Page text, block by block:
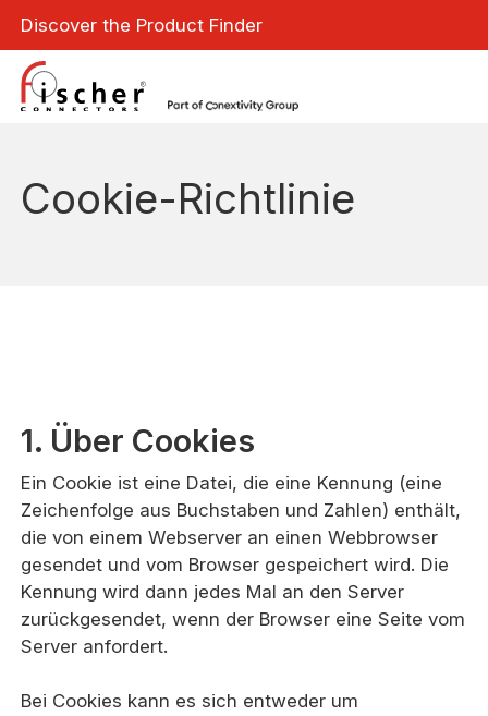
Discover the Product Finder
Cookie-Richtlinie
1. Über Cookies
Ein Cookie ist eine Datei, die eine Kennung (eine
Zeichenfolge aus Buchstaben und Zahlen) enthält,
die von einem Webserver an einen Webbrowser
gesendet und vom Browser gespeichert wird. Die
Kennung wird dann jedes Mal an den Server
zurückgesendet, wenn der Browser eine Seite vom
Server anfordert.
Bei Cookies kann es sich entweder um